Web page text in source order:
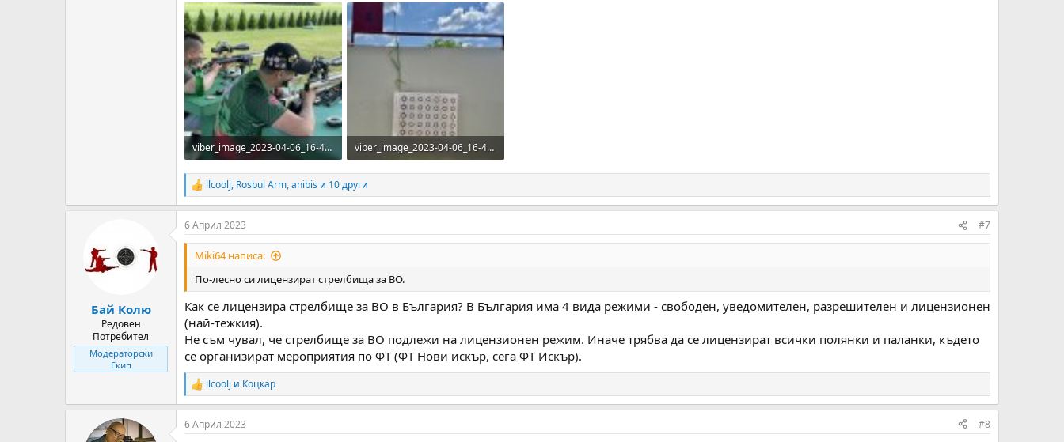
551.7 KB · Прегледи: 76
446.8 KB · Прегледи: 76
viber_image_2023-04-06_16-49-32-344.jpg
517.5 KB · Прегледи: 68
viber_image_2023-04-06_16-49-31-151.jpg
392.2 KB · Прегледи: 71
R
e
a
c
t
s
:
llcoolj, Rosbul Arm,anibis и 10 други
Бай Колю
Редовен
Потребител
Модераторски
Екип
6 Април 2023 #7
Miki64 написа:
По-лесно си лицензират стрелбища за ВО.
Как се лицензира стрелбище за ВО в България? В България има 4 вида режими - свободен, уведомителен, разрешителен и лицензионен
(най-тежкия).
Не съм чувал, че стрелбище за ВО подлежи на лицензионен режим. Иначе трябва да се лицензират всички полянки и паланки, където
се организират мероприятия по ФТ (ФТ Нови искър, сега ФТ Искър).
R
e
a
c
llcoolj и Коцкар
6 Април 2023 #8